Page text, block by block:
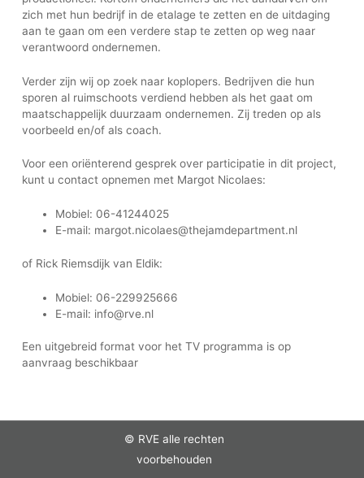
zich met hun bedrijf in de etalage te zetten en de uitdaging
aan te gaan om een verdere stap te zetten op weg naar
verantwoord ondernemen.
Verder zijn wij op zoek naar koplopers. Bedrijven die hun
sporen al ruimschoots verdiend hebben als het gaat om
maatschappelijk duurzaam ondernemen. Zij treden op als
voorbeeld en/of als coach.
Voor een oriënterend gesprek over participatie in dit project,
kunt u contact opnemen met Margot Nicolaes:
Mobiel: 06-41244025
E-mail: margot.nicolaes@thejamdepartment.nl
of Rick Riemsdijk van Eldik:
Mobiel: 06-229925666
E-mail: info@rve.nl
Een uitgebreid format voor het TV programma is op
aanvraag beschikbaar
© RVE alle rechten
voorbehouden